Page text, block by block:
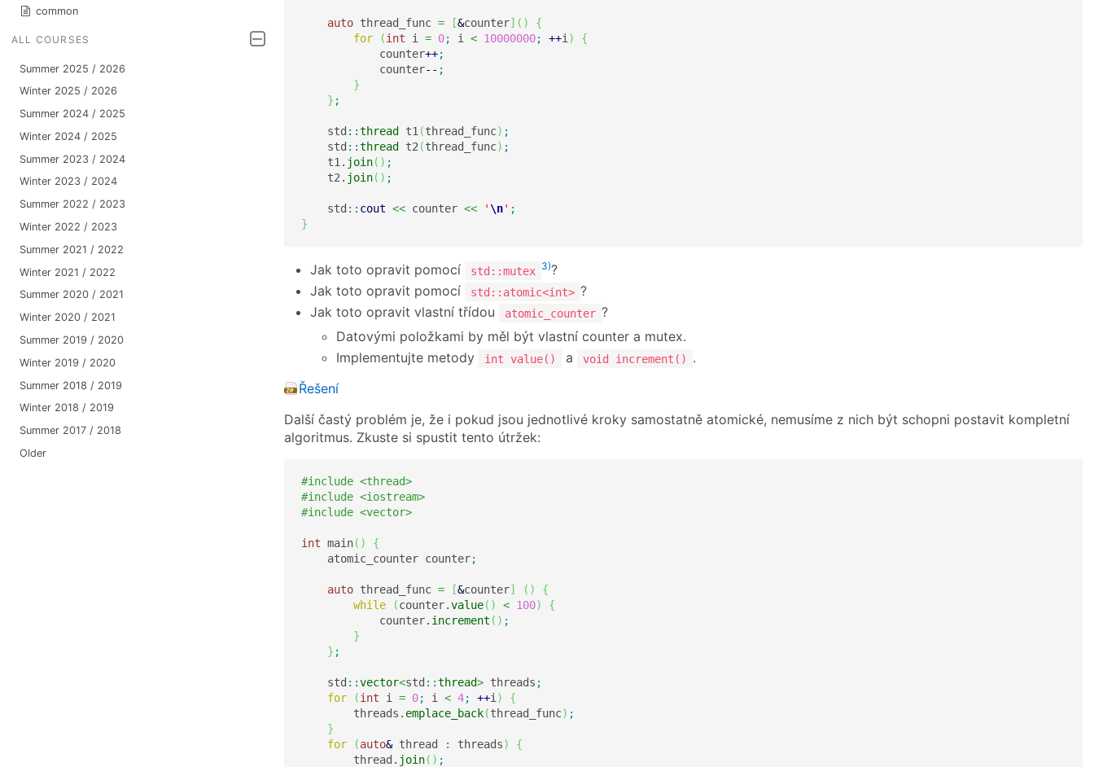
common
ALL COURSES
Summer 2025 / 2026
Winter 2025 / 2026
Summer 2024 / 2025
Winter 2024 / 2025
Summer 2023 / 2024
Winter 2023 / 2024
Summer 2022 / 2023
Winter 2022 / 2023
Summer 2021 / 2022
Winter 2021 / 2022
Summer 2020 / 2021
Winter 2020 / 2021
Summer 2019 / 2020
Winter 2019 / 2020
Summer 2018 / 2019
Winter 2018 / 2019
Summer 2017 / 2018
Older
auto thread_func = [&counter] ( )
{
for
(int i = 0; i < 10000000; ++i)
{
            counter
++;
            counter
-- ;
}
} ;
    std
::thread t1(thread_func) ;
    std
::thread t2(thread_func) ;
    t1.
join( ) ;
    t2.
join( ) ;
    std
:: cout << counter << ' \n' ;
}
Jak toto opravit pomocí std::mutex 3)?
Jak toto opravit pomocí
std::atomic<int> ?
Jak toto opravit vlastní třídou
atomic_counter ?
Datovými položkami by měl být vlastní counter a mutex.
Implementujte metody
int value() a void increment()
.
Řešení
Další častý problém je, že i pokud jsou jednotlivé kroky samostatně atomické, nemusíme z nich být schopni postavit kompletní
algoritmus. Zkuste si spustit tento útržek:
#include <thread>
#include <iostream>
#include <vector>
int main( )
{
    atomic_counter counter
;
auto thread_func = [&counter] ( )
{
while
(counter.value( ) < 100)
{
            counter.
increment ( ) ;
}
} ;
    std
::vector<std ::thread> threads ;
for
(int i = 0; i < 4; ++i )
{
        threads.
emplace_back(thread_func) ;
}
for
(auto& thread : threads)
{
        thread.
join( ) ;